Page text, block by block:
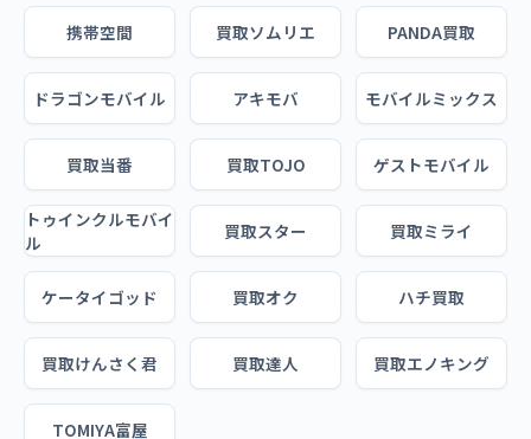
携帯空間 買取ソムリエ PANDA買取
ドラゴンモバイル アキモバ モバイルミックス
買取当番 買取TOJO ゲストモバイル
トゥインクルモバイ
ル
買取スター 買取ミライ
ケータイゴッド 買取オク ハチ買取
買取けんさく君 買取達人 買取エノキング
TOMIYA富屋